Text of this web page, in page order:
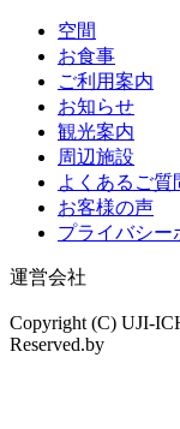
空間
お食事
ご利用案内
お知らせ
観光案内
周辺施設
よくあるご質
お客様の声
プライバシー
運営会社
Copyright (C) UJI-
Reserved.by